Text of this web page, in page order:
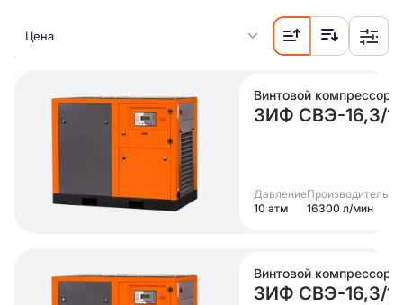
Цена
Винтовой компрессор
ЗИФ СВЭ-16,3/
Давление
10 атм
16300 л/мин
Винтовой компрессор
ЗИФ СВЭ-16,3/